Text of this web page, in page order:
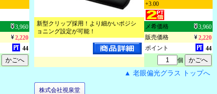
3,960
2,220
44
新型クリップ採用！より細かいポジシ
ョニング設定が可能！
+3.00
メ希価格
3,960
販売価格
2,220
ポイント
44
個
▲ 老眼偏光グラス トップへ
株式会社視泉堂